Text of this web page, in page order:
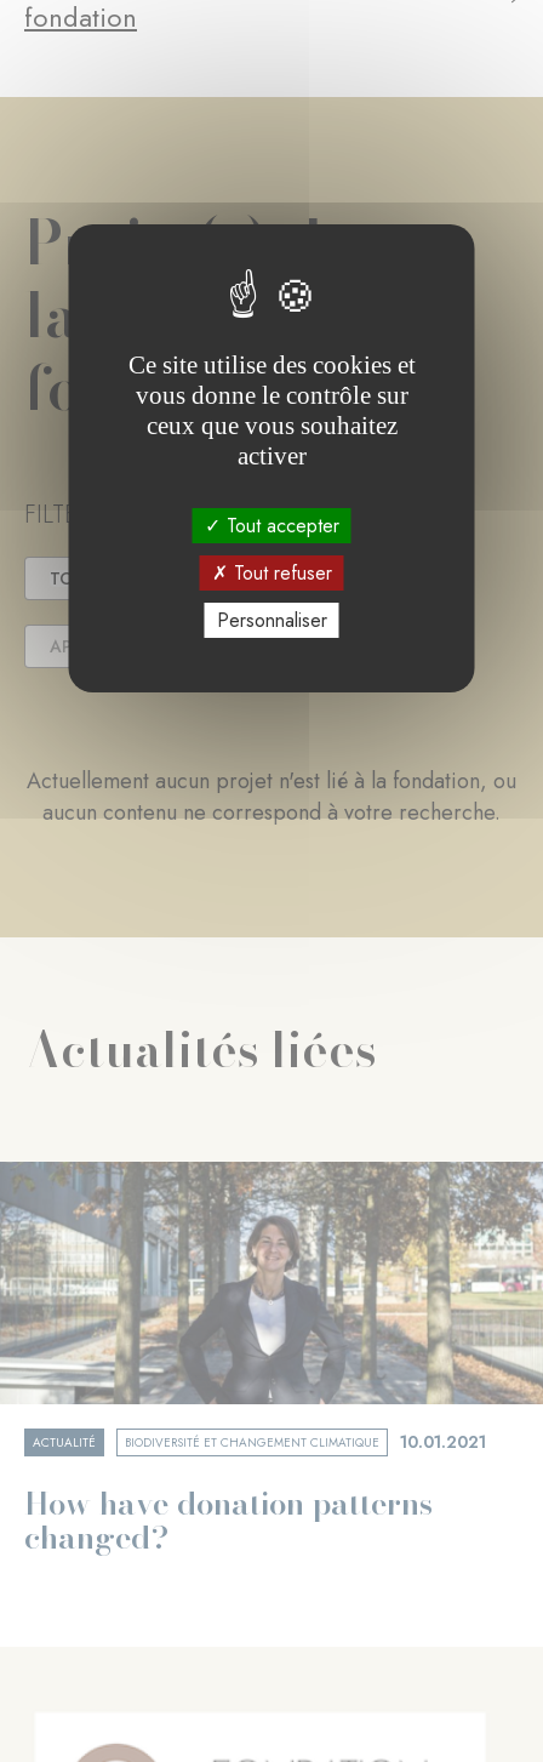
fondation
Projet(s) de
la
fondation
FILTER PROJECT STATUS
TOUS EN COURS TERMINÉ
APPEL(S) À PROJET
Actuellement aucun projet n'est lié à la fondation, ou
aucun contenu ne correspond à votre recherche.
Actualités liées
ACTUALITÉ BIODIVERSITÉ ET CHANGEMENT CLIMATIQUE 10.01.2021
How have donation patterns
changed?
Ce site utilise des cookies et
vous donne le contrôle sur
ceux que vous souhaitez
activer
Tout accepter
Tout refuser
Personnaliser